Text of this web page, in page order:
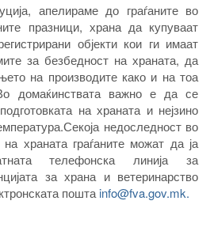
апелираме до граѓаните во
празници, храна да купуваат
објекти кои ги имаат
за безбедност на храната, да
на производите како и на тоа
домаќинствата важно е да се
на храната и нејзино
недоследност во
храната граѓаните можат да ја
телефонска линија за
за храна и ветеринарство
пошта info@fva.gov.mk.